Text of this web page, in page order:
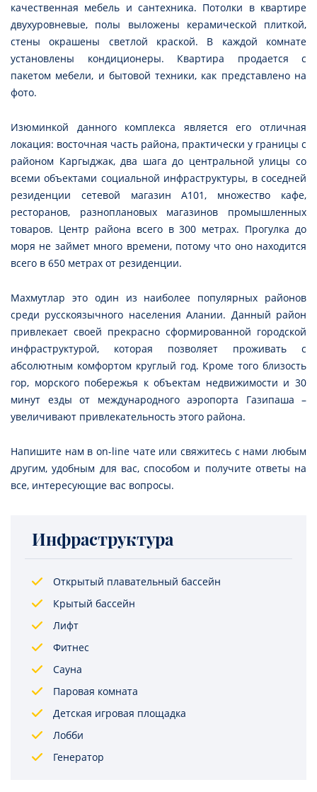
качественная мебель и сантехника. Потолки в квартире
двухуровневые, полы выложены керамической плиткой,
стены окрашены светлой краской. В каждой комнате
установлены кондиционеры. Квартира продается с
пакетом мебели, и бытовой техники, как представлено на
фото.
Изюминкой данного комплекса является его отличная
локация: восточная часть района, практически у границы с
районом Каргыджак, два шага до центральной улицы со
всеми объектами социальной инфраструктуры, в соседней
резиденции сетевой магазин А101, множество кафе,
ресторанов, разноплановых магазинов промышленных
товаров. Центр района всего в 300 метрах. Прогулка до
моря не займет много времени, потому что оно находится
всего в 650 метрах от резиденции.
Махмутлар это один из наиболее популярных районов
среди русскоязычного населения Алании. Данный район
привлекает своей прекрасно сформированной городской
инфраструктурой, которая позволяет проживать с
абсолютным комфортом круглый год. Кроме того близость
гор, морского побережья к объектам недвижимости и 30
минут езды от международного аэропорта Газипаша –
увеличивают привлекательность этого района.
Напишите нам в on-line чате или свяжитесь с нами любым
другим, удобным для вас, способом и получите ответы на
все, интересующие вас вопросы.
Инфраструктура
Открытый плавательный бассейн
Крытый бассейн
Лифт
Фитнес
Сауна
Паровая комната
Детская игровая площадка
Лобби
Генератор